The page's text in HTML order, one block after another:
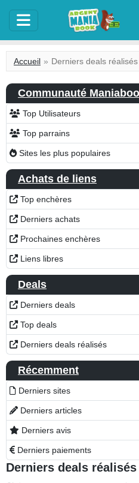
Accueil Derniers deals réalisés
Communauté
Top Utilisateurs
Top parrains
Sites les plus populaires
Achats de liens
Top enchères
Derniers achats
Prochaines enchères
Liens libres
Deals
Derniers deals
Top deals
Derniers deals réalisés
Récemment
Derniers sites
Derniers articles
Derniers avis
Derniers paiements
Derniers deals réalisés